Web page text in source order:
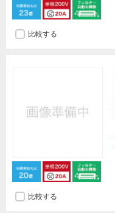
比較する
比較する